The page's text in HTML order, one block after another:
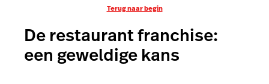
Terug naar begin
De restaurant franchise:
een geweldige kans